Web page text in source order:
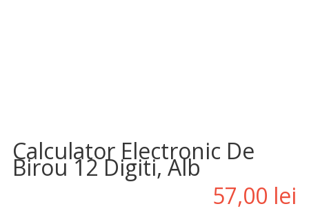
Calculator Electronic De
Birou 12 Digiti, Alb
57,00 lei